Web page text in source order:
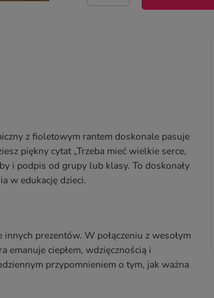
z fioletowym rantem doskonale pasuje
piękny cytat „Trzeba mieć wielkie serce,
i podpis od grupy lub klasy. To doskonały
w edukację dzieci.
prezentów. W połączeniu z wesołym
emanuje ciepłem, wdzięcznością i
przypomnieniem o tym, jak ważna